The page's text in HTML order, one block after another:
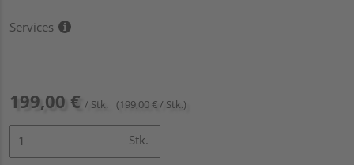
Services
199,00 € / Stk. (199,00 € / Stk.)
Stk.